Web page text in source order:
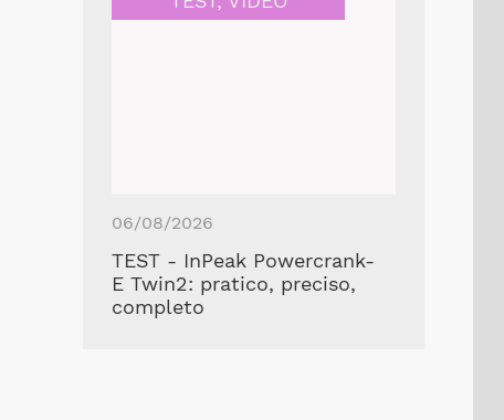
06/08/2026
TEST - InPeak Powercrank-
E Twin2: pratico, preciso,
completo